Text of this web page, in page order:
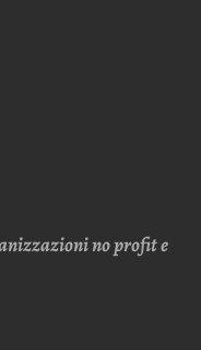
no profit e